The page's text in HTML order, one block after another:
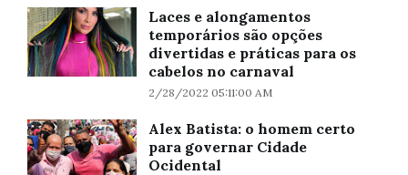
Laces e alongamentos
temporários são opções
divertidas e práticas para os
cabelos no carnaval
2/28/2022 05:11:00 AM
Alex Batista: o homem certo
para governar Cidade
Ocidental